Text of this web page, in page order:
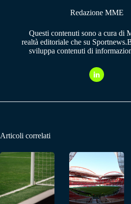
Redazione MME
Questi contenuti sono a cura di
realtà editoriale che su
sviluppa contenuti di
Articoli correlati